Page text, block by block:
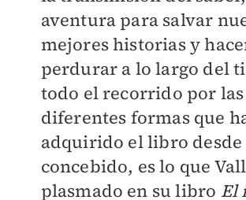
aventura para salvar
mejores historias y
perdurar a lo largo del
todo el recorrido por las
diferentes formas que
adquirido el libro desde
concebido, es lo que
plasmado en su libro El